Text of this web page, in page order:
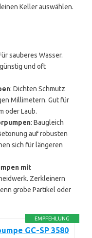
Keller auswählen.
sauberes Wasser.
und oft
: Dichten Schmutz
Millimetern. Gut für
oder Laub.
: Baugleich
auf robusten
sich für längeren
mit
Zerkleinern
grobe Partikel oder
EMPFEHLUNG
GC-SP 3580